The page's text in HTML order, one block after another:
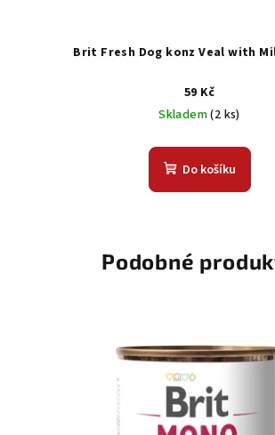
Brit Fresh Dog konz Veal with
59 Kč
Skladem(2 ks)
Do košíku
Podobné